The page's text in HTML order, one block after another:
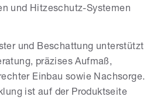
und Hitzeschutz-Systemen
und Beschattung unterstützt
präzises Aufmaß,
Einbau sowie Nachsorge.
ist auf der Produktseite